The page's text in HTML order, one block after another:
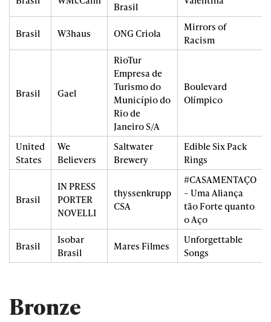
Brasil
Brasil
W3haus ONG Criola
Mirrors of
Racism
Brasil Gael
RioTur
Empresa de
Turismo do
Município do
Rio de
Janeiro S/A
Boulevard
Olímpico
United
States
We
Believers
Saltwater
Brewery
Edible Six Pack
Rings
Brasil
IN PRESS
PORTER
NOVELLI
thyssenkrupp
CSA
#CASAMENTAÇO
– Uma Aliança
tão Forte quanto
o Aço
Brasil
Isobar
Brasil
Mares Filmes
Unforgettable
Songs
Bronze